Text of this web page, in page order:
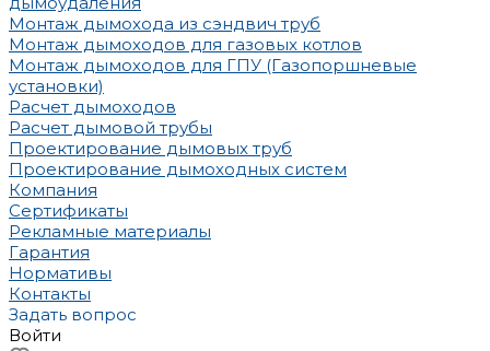
Монтаж дымохода из сэндвич труб
Монтаж дымоходов для газовых котлов
Монтаж дымоходов для ГПУ (Газопоршневые
установки)
Расчет дымоходов
Расчет дымовой трубы
Проектирование дымовых труб
Проектирование дымоходных систем
Компания
Сертификаты
Рекламные материалы
Гарантия
Нормативы
Контакты
Задать вопрос
Войти